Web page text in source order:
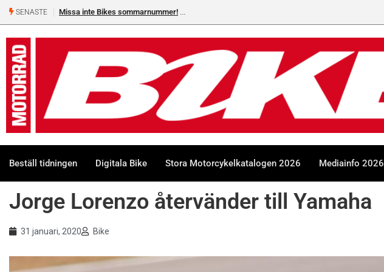
SENASTE Missa inte Bikes sommarnummer!
Beställ tidningen Digitala Bike Stora Motorcykelkatalogen 2026 Mediainfo 2026
Jorge Lorenzo återvänder till Yamaha
31 januari, 2020 Bike